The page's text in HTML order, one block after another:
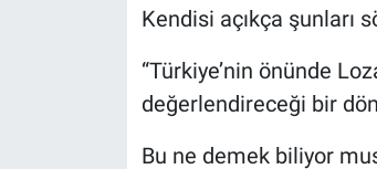
Kendisi açıkça şunları
“Türkiye’nin önünde
değerlendireceği bir
Bu ne demek biliyor